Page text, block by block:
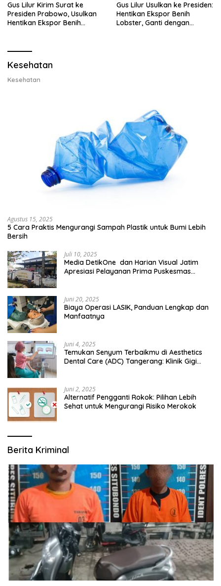
Gus Lilur Kirim Surat ke
Presiden Prabowo, Usulkan
Hentikan Ekspor Benih
Gus Lilur Usulkan ke Presiden:
Hentikan Ekspor Benih
Lobster, Ganti dengan
Kesehatan
Kesehatan
Agustus 15, 2025
5 Cara Praktis Mengurangi Sampah Plastik untuk Bumi Lebih
Bersih
Juli 10, 2025
Media DetikOne dan Harian Visual Jatim
Apresiasi Pelayanan Prima Puskesmas
Juni 20, 2025
Biaya Operasi LASIK, Panduan Lengkap dan
Manfaatnya
Juni 4, 2025
Temukan Senyum Terbaikmu di Aesthetics
Dental Care (ADC) Tangerang: Klinik Gigi
Juni 2, 2025
Alternatif Pengganti Rokok: Pilihan Lebih
Sehat untuk Mengurangi Risiko Merokok
Berita Kriminal